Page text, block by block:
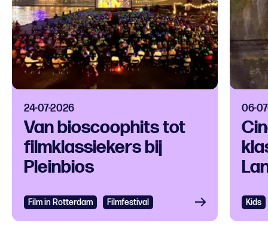
24-07-2026
Van bioscoophits tot
filmklassiekers bij
Pleinbios
Film in Rotterdam Filmfestival
06-
Kids